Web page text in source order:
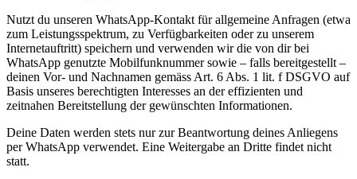
Nutzt du unseren WhatsApp-Kontakt für allgemeine Anfragen (etwa
zum Leistungsspektrum, zu Verfügbarkeiten oder zu unserem
Internetauftritt) speichern und verwenden wir die von dir bei
WhatsApp genutzte Mobilfunknummer sowie – falls bereitgestellt –
deinen Vor- und Nachnamen gemäss Art. 6 Abs. 1 lit. f DSGVO auf
Basis unseres berechtigten Interesses an der effizienten und
zeitnahen Bereitstellung der gewünschten Informationen.
Deine Daten werden stets nur zur Beantwortung deines Anliegens
per WhatsApp verwendet. Eine Weitergabe an Dritte findet nicht
statt.